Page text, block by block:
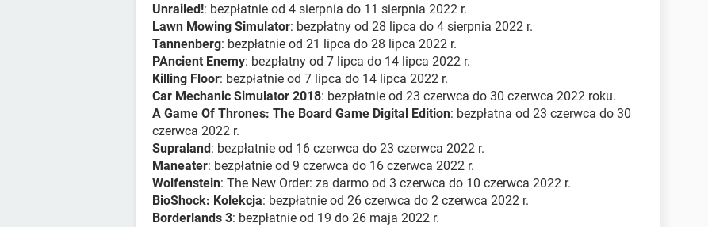
Unrailed!: bezpłatnie od 4 sierpnia do 11 sierpnia 2022 r.
Lawn Mowing Simulator: bezpłatny od 28 lipca do 4 sierpnia 2022 r.
Tannenberg: bezpłatnie od 21 lipca do 28 lipca 2022 r.
PAncient Enemy: bezpłatny od 7 lipca do 14 lipca 2022 r.
Killing Floor: bezpłatnie od 7 lipca do 14 lipca 2022 r.
Car Mechanic Simulator 2018: bezpłatnie od 23 czerwca do 30 czerwca 2022 roku.
A Game Of Thrones: The Board Game Digital Edition: bezpłatna od 23 czerwca do 30
czerwca 2022 r.
Supraland: bezpłatnie od 16 czerwca do 23 czerwca 2022 r.
Maneater: bezpłatnie od 9 czerwca do 16 czerwca 2022 r.
Wolfenstein: The New Order: za darmo od 3 czerwca do 10 czerwca 2022 r.
BioShock: Kolekcja: bezpłatnie od 26 czerwca do 2 czerwca 2022 r.
Borderlands 3: bezpłatnie od 19 do 26 maja 2022 r.